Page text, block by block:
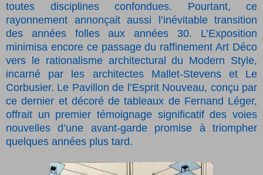
toutes disciplines confondues. Pourtant, ce
rayonnement annonçait aussi l’inévitable transition
des années folles aux années 30. L’Exposition
minimisa encore ce passage du raffinement Art Déco
vers le rationalisme architectural du Modern Style,
incarné par les architectes Mallet-Stevens et Le
Corbusier. Le Pavillon de l’Esprit Nouveau, conçu par
ce dernier et décoré de tableaux de Fernand Léger,
offrait un premier témoignage significatif des voies
nouvelles d’une avant-garde promise à triompher
quelques années plus tard.